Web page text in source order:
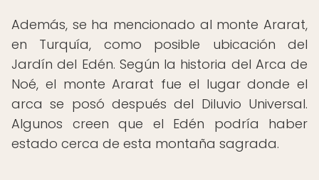
Además, se ha mencionado al monte Ararat,
en Turquía, como posible ubicación del
Jardín del Edén. Según la historia del Arca de
Noé, el monte Ararat fue el lugar donde el
arca se posó después del Diluvio Universal.
Algunos creen que el Edén podría haber
estado cerca de esta montaña sagrada.